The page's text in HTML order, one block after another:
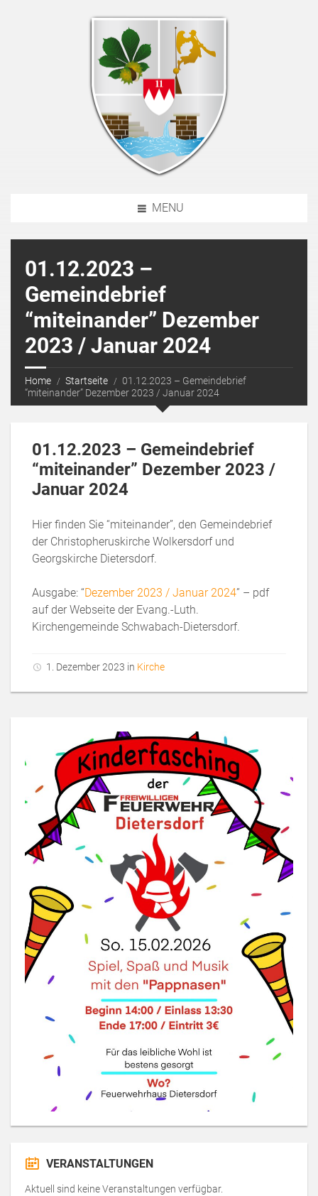
MENU
01.12.2023 –
Gemeindebrief
“miteinander” Dezember
2023 / Januar 2024
Home Startseite
01.12.2023 – Gemeindebrief
“miteinander” Dezember 2023 / Januar 2024
01.12.2023 – Gemeindebrief
“miteinander” Dezember 2023 /
Januar 2024
Hier finden Sie “miteinander”, den Gemeindebrief
der Christopheruskirche Wolkersdorf und
Georgskirche Dietersdorf.
Ausgabe: “Dezember 2023 / Januar 2024” – pdf
auf der Webseite der Evang.-Luth.
Kirchengemeinde Schwabach-Dietersdorf.
1. Dezember 2023 in Kirche
VERANSTALTUNGEN
Aktuell sind keine Veranstaltungen verfügbar.